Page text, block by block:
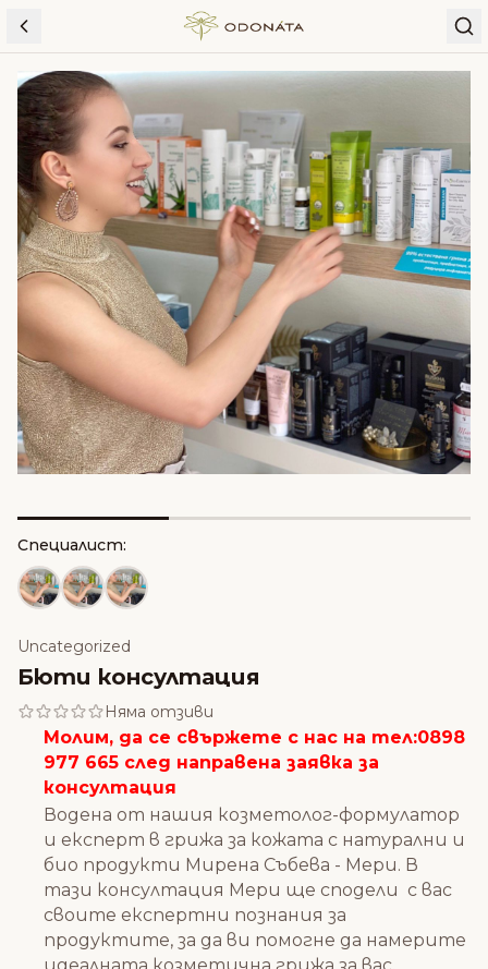
Skip to content
Uncategorized
Бюти консултация
Няма отзиви
Молим, да се свържете с нас на тел:0898
977 665 след направена заявка за
консултация
Водена от нашия козметолог-формулатор
и експерт в грижа за кожата с натурални и
био продукти Мирена Събева - Мери. В
тази консултация Мери ще сподели с вас
своите експертни познания за
продуктите, за да ви помогне да намерите
идеалната козметична грижа за вас.
Специалист: